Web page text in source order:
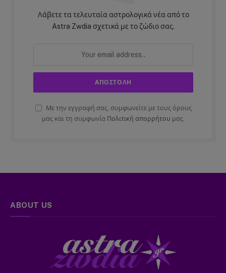
Λάβετε τα τελευταία αστρολογικά νέα από το
Astra Zwdia σχετικά με το ζώδιο σας.
Με την εγγραφή σας, συμφωνείτε με τους όρους
μας και τη συμφωνία Πολιτική απορρήτου μας.
ABOUT US